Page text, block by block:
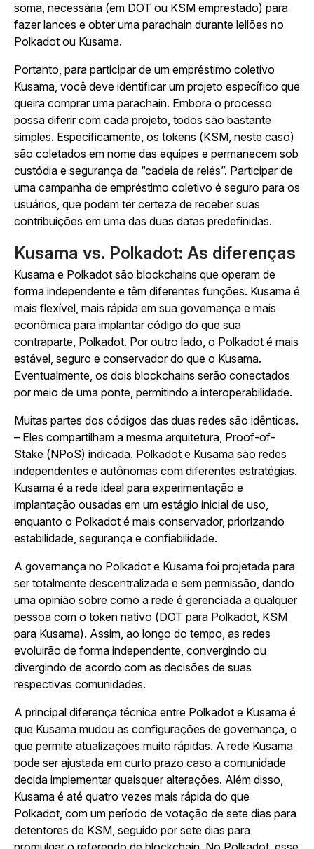
soma, necessária (em DOT ou KSM emprestado) para
fazer lances e obter uma parachain durante leilões no
Polkadot ou Kusama.
Portanto, para participar de um empréstimo coletivo
Kusama, você deve identificar um projeto específico que
queira comprar uma parachain. Embora o processo
possa diferir com cada projeto, todos são bastante
simples. Especificamente, os tokens (KSM, neste caso)
são coletados em nome das equipes e permanecem sob
custódia e segurança da “cadeia de relés”. Participar de
uma campanha de empréstimo coletivo é seguro para os
usuários, que podem ter certeza de receber suas
contribuições em uma das duas datas predefinidas.
Kusama vs. Polkadot: As diferenças
Kusama e Polkadot são blockchains que operam de
forma independente e têm diferentes funções. Kusama é
mais flexível, mais rápida em sua governança e mais
econômica para implantar código do que sua
contraparte, Polkadot. Por outro lado, o Polkadot é mais
estável, seguro e conservador do que o Kusama.
Eventualmente, os dois blockchains serão conectados
por meio de uma ponte, permitindo a interoperabilidade.
Muitas partes dos códigos das duas redes são idênticas.
– Eles compartilham a mesma arquitetura, Proof-of-
Stake (NPoS) indicada. Polkadot e Kusama são redes
independentes e autônomas com diferentes estratégias.
Kusama é a rede ideal para experimentação e
implantação ousadas em um estágio inicial de uso,
enquanto o Polkadot é mais conservador, priorizando
estabilidade, segurança e confiabilidade.
A governança no Polkadot e Kusama foi projetada para
ser totalmente descentralizada e sem permissão, dando
uma opinião sobre como a rede é gerenciada a qualquer
pessoa com o token nativo (DOT para Polkadot, KSM
para Kusama). Assim, ao longo do tempo, as redes
evoluirão de forma independente, convergindo ou
divergindo de acordo com as decisões de suas
respectivas comunidades.
A principal diferença técnica entre Polkadot e Kusama é
que Kusama mudou as configurações de governança, o
que permite atualizações muito rápidas. A rede Kusama
pode ser ajustada em curto prazo caso a comunidade
decida implementar quaisquer alterações. Além disso,
Kusama é até quatro vezes mais rápida do que
Polkadot, com um período de votação de sete dias para
detentores de KSM, seguido por sete dias para